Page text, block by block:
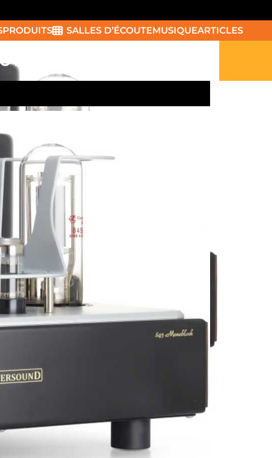
PRODUITS SALLES D’ÉCOUTEMUSIQUEARTICLES
MONO 845